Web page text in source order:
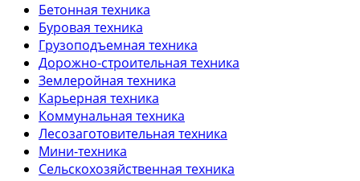
Бетонная техника
Буровая техника
Грузоподъемная техника
Дорожно-строительная техника
Землеройная техника
Карьерная техника
Коммунальная техника
Лесозаготовительная техника
Мини-техника
Сельскохозяйственная техника